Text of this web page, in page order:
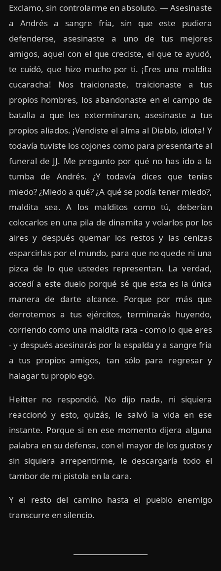
Exclamo, sin controlarme en absoluto. — Asesinaste
a Andrés a sangre fría, sin que este pudiera
defenderse, asesinaste a uno de tus mejores
amigos, aquel con el que creciste, el que te ayudó,
te cuidó, que hizo mucho por ti. ¡Eres una maldita
cucaracha! Nos traicionaste, traicionaste a tus
propios hombres, los abandonaste en el campo de
batalla a que les exterminaran, asesinaste a tus
propios aliados. ¡Vendiste el alma al Diablo, idiota! Y
todavía tuviste los cojones como para presentarte al
funeral de JJ. Me pregunto por qué no has ido a la
tumba de Andrés. ¿Y todavía dices que tenías
miedo? ¿Miedo a qué? ¿A qué se podía tener miedo?,
maldita sea. A los malditos como tú, deberían
colocarlos en una pila de dinamita y volarlos por los
aires y después quemar los restos y las cenizas
esparcirlas por el mundo, para que no quede ni una
pizca de lo que ustedes representan. La verdad,
accedí a este duelo porqué sé que esta es la única
manera de darte alcance. Porque por más que
derrotemos a tus ejércitos, terminarás huyendo,
corriendo como una maldita rata - como lo que eres
- y después asesinarás por la espalda y a sangre fría
a tus propios amigos, tan sólo para regresar y
halagar tu propio ego.
Heitter no respondió. No dijo nada, ni siquiera
reaccionó y esto, quizás, le salvó la vida en ese
instante. Porque si en ese momento dijera alguna
palabra en su defensa, con el mayor de los gustos y
sin siquiera arrepentirme, le descargaría todo el
tambor de mi pistola en la cara.
Y el resto del camino hasta el pueblo enemigo
transcurre en silencio.